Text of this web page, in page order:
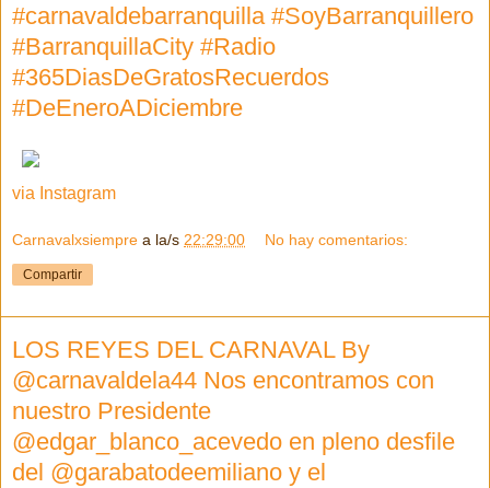
#carnavaldebarranquilla #SoyBarranquillero
#BarranquillaCity #Radio
#365DiasDeGratosRecuerdos
#DeEneroADiciembre
via Instagram
Carnavalxsiempre a la/s 22:29:00 No hay comentarios:
Compartir
LOS REYES DEL CARNAVAL By
@carnavaldela44 Nos encontramos con
nuestro Presidente
@edgar_blanco_acevedo en pleno desfile
del @garabatodeemiliano y el